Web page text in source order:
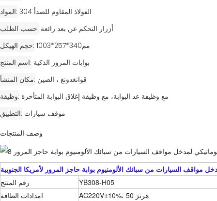
المواد
304 الفولاذ المقاوم للصدأ
حسب الطلب أزرار التحكم عن بعد رائعة
حجم الهيكل
مم340*257*1003
اسم المنتج بوابات المرور الذكية
مكان المنشأ قوانغدونغ ، الصين
وظيفة مع وظيفة عد البوابة، مع وظيفة إغلاق البوابة المتأخرة
التطبيق موقف سيارات
وصف المنتجات
مواقف السيارات من سبائك الألومنيوم بوابة حاجز المرور لأمريكا الجنوبية
رقم المنتج
YB308-H05
امدادات الطاقة
AC220V±10%، 50 هرتز